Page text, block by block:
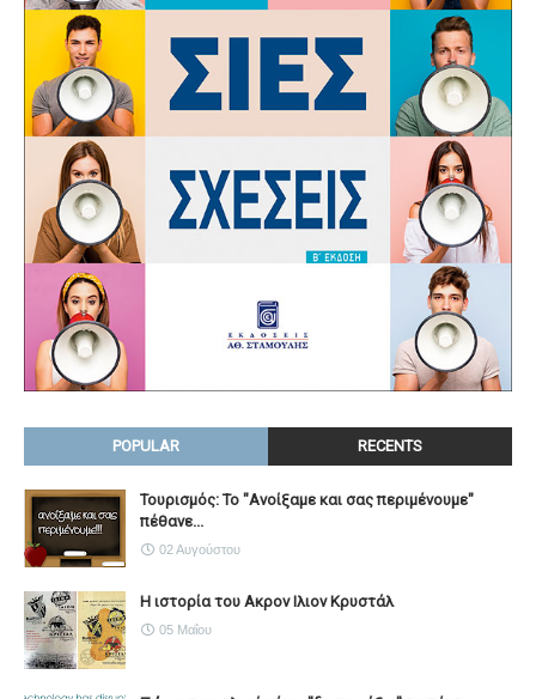
POPULAR RECENTS
Τουρισμός: Το "Ανοίξαμε και σας περιμένουμε"
πέθανε...
02 Αυγούστου
Η ιστορία του Ακρον Ιλιον Κρυστάλ
05 Μαΐου